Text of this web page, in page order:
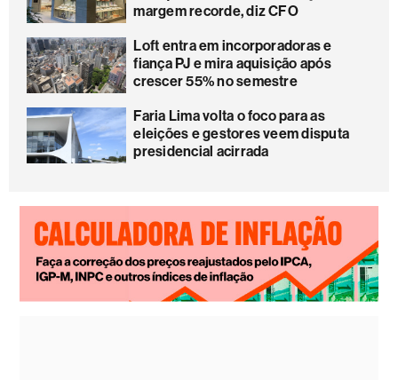
margem recorde, diz CFO
Loft entra em incorporadoras e
fiança PJ e mira aquisição após
crescer 55% no semestre
Faria Lima volta o foco para as
eleições e gestores veem disputa
presidencial acirrada